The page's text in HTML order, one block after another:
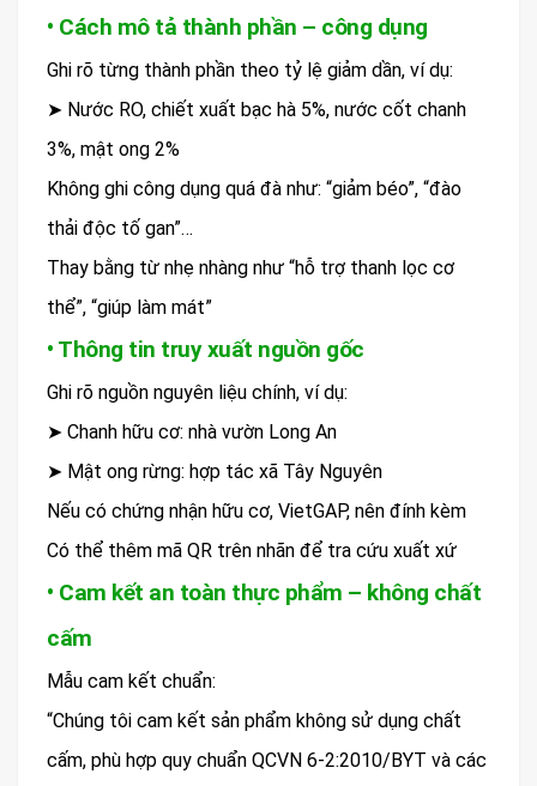
• Cách mô tả thành phần – công dụng
Ghi rõ từng thành phần theo tỷ lệ giảm dần, ví dụ:
➤ Nước RO, chiết xuất bạc hà 5%, nước cốt chanh
3%, mật ong 2%
Không ghi công dụng quá đà như: “giảm béo”, “đào
thải độc tố gan”…
Thay bằng từ nhẹ nhàng như “hỗ trợ thanh lọc cơ
thể”, “giúp làm mát”
• Thông tin truy xuất nguồn gốc
Ghi rõ nguồn nguyên liệu chính, ví dụ:
➤ Chanh hữu cơ: nhà vườn Long An
➤ Mật ong rừng: hợp tác xã Tây Nguyên
Nếu có chứng nhận hữu cơ, VietGAP, nên đính kèm
Có thể thêm mã QR trên nhãn để tra cứu xuất xứ
• Cam kết an toàn thực phẩm – không chất
cấm
Mẫu cam kết chuẩn:
“Chúng tôi cam kết sản phẩm không sử dụng chất
cấm, phù hợp quy chuẩn QCVN 6-2:2010/BYT và các